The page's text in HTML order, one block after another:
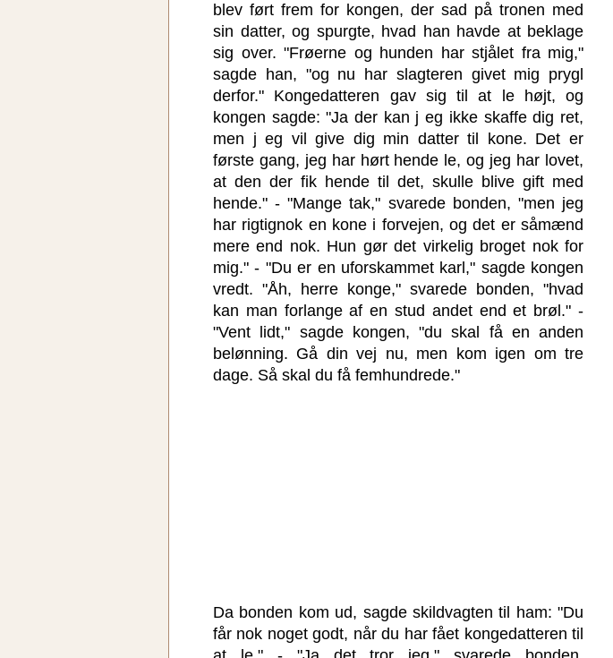
blev ført frem for kongen, der sad på tronen med
sin datter, og spurgte, hvad han havde at beklage
sig over. "Frøerne og hunden har stjålet fra mig,"
sagde han, "og nu har slagteren givet mig prygl
derfor." Kongedatteren gav sig til at le højt, og
kongen sagde: "Ja der kan j eg ikke skaffe dig ret,
men j eg vil give dig min datter til kone. Det er
første gang, jeg har hørt hende le, og jeg har lovet,
at den der fik hende til det, skulle blive gift med
hende." - "Mange tak," svarede bonden, "men jeg
har rigtignok en kone i forvejen, og det er såmænd
mere end nok. Hun gør det virkelig broget nok for
mig." - "Du er en uforskammet karl," sagde kongen
vredt. "Åh, herre konge," svarede bonden, "hvad
kan man forlange af en stud andet end et brøl." -
"Vent lidt," sagde kongen, "du skal få en anden
belønning. Gå din vej nu, men kom igen om tre
dage. Så skal du få femhundrede."
Da bonden kom ud, sagde skildvagten til ham: "Du
får nok noget godt, når du har fået kongedatteren til